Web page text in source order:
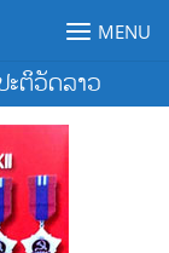
ະຕິວັດລາວ
MENU